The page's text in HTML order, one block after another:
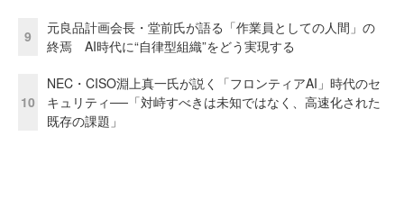
9
元良品計画会長・堂前氏が語る「作業員としての人間」の
終焉 AI時代に“自律型組織”をどう実現する
10
NEC・CISO淵上真一氏が説く「フロンティアAI」時代のセ
キュリティ──「対峙すべきは未知ではなく、高速化された
既存の課題」